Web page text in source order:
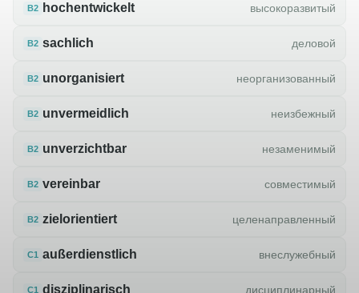
B2 hochentwickelt высокоразвитый
B2 sachlich деловой
B2 unorganisiert неорганизованный
B2 unvermeidlich неизбежный
B2 unverzichtbar незаменимый
B2 vereinbar совместимый
B2 zielorientiert целенаправленный
C1 außerdienstlich внеслужебный
C1 disziplinarisch дисциплинарный